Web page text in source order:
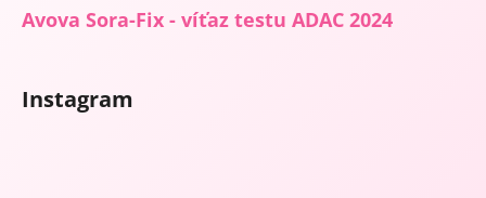
Avova Sora-Fix - víťaz testu ADAC 2024
Instagram